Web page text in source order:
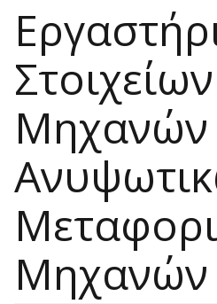
Στοιχείων
Μηχανών
Μηχανών